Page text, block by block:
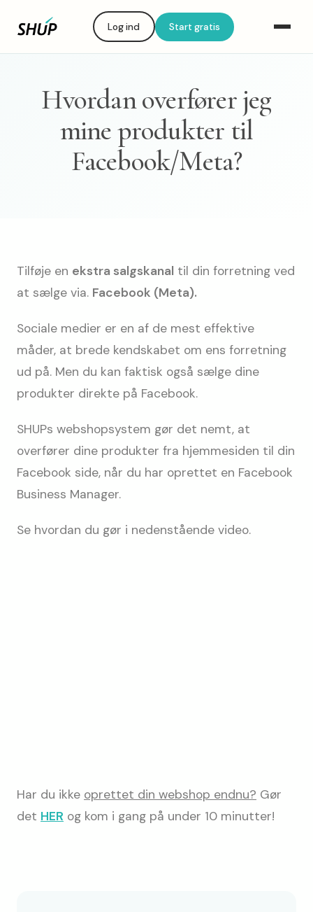
Log ind Start gratis
Hvordan overfører jeg
mine produkter til
Facebook/Meta?
Tilføje en ekstra salgskanal til din forretning ved
at sælge via. Facebook (Meta).
Sociale medier er en af de mest effektive
måder, at brede kendskabet om ens forretning
ud på. Men du kan faktisk også sælge dine
produkter direkte på Facebook.
SHUPs webshopsystem gør det nemt, at
overfører dine produkter fra hjemmesiden til din
Facebook side, når du har oprettet en Facebook
Business Manager.
Se hvordan du gør i nedenstående video.
Har du ikke oprettet din webshop endnu? Gør
det HER og kom i gang på under 10 minutter!